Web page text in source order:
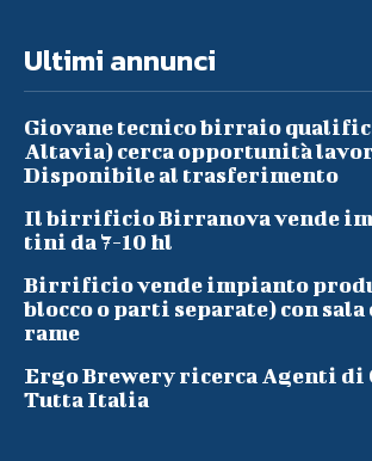
Ultimi annunci
Giovane tecnico birraio
Altavia) cerca opportunità
Disponibile al trasferimento
Il birrificio Birranova vende
tini da 7-10 hl
Birrificio vende impianto
blocco o parti separate) con
rame
Ergo Brewery ricerca Agenti di
Tutta Italia